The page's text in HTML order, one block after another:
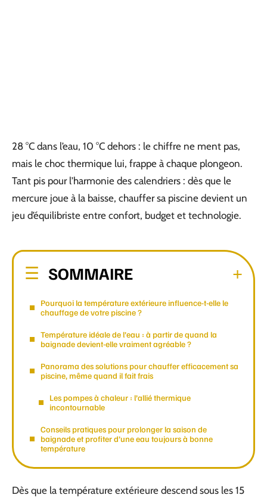
28 °C dans l’eau, 10 °C dehors : le chiffre ne ment pas,
mais le choc thermique lui, frappe à chaque plongeon.
Tant pis pour l’harmonie des calendriers : dès que le
mercure joue à la baisse, chauffer sa piscine devient un
jeu d’équilibriste entre confort, budget et technologie.
SOMMAIRE
Pourquoi la température extérieure influence-t-elle le
chauffage de votre piscine ?
Température idéale de l’eau : à partir de quand la
baignade devient-elle vraiment agréable ?
Panorama des solutions pour chauffer efficacement sa
piscine, même quand il fait frais
Les pompes à chaleur : l’allié thermique
incontournable
Conseils pratiques pour prolonger la saison de
baignade et profiter d’une eau toujours à bonne
température
Dès que la température extérieure descend sous les 15